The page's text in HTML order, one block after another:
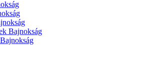
Bajnokság